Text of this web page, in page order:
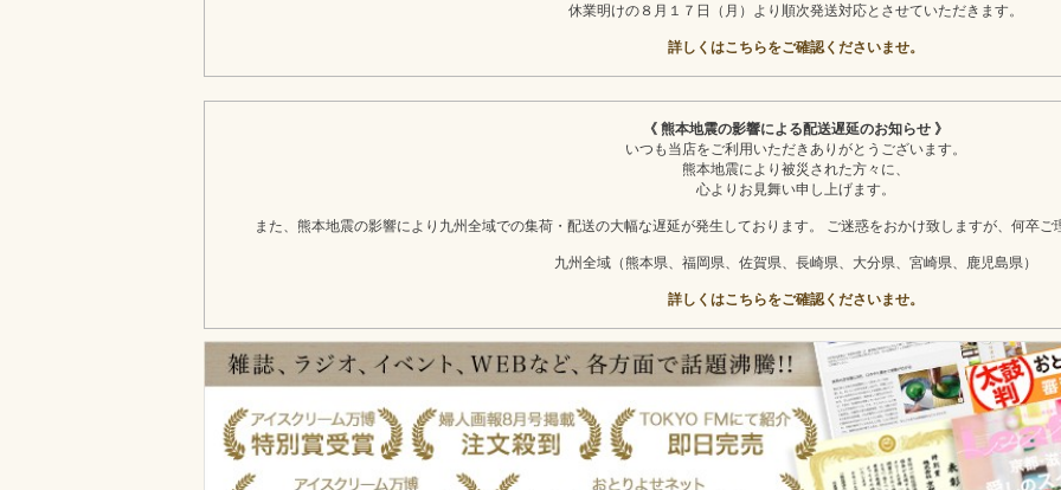
休業明けの８月１７日（月）より順次発送対応とさせていただきます。
詳しくはこちらをご確認くださいませ。
《 熊本地震の影響による配送遅延のお知らせ 》
いつも当店をご利用いただきありがとうございます。
熊本地震により被災された方々に、
心よりお見舞い申し上げます。
また、熊本地震の影響により九州全域での集荷・配送の大幅な遅延が発生しております。 ご迷惑をおかけ致しますが、何卒
九州全域（熊本県、福岡県、佐賀県、長崎県、大分県、宮崎県、鹿児島県）
詳しくはこちらをご確認くださいませ。